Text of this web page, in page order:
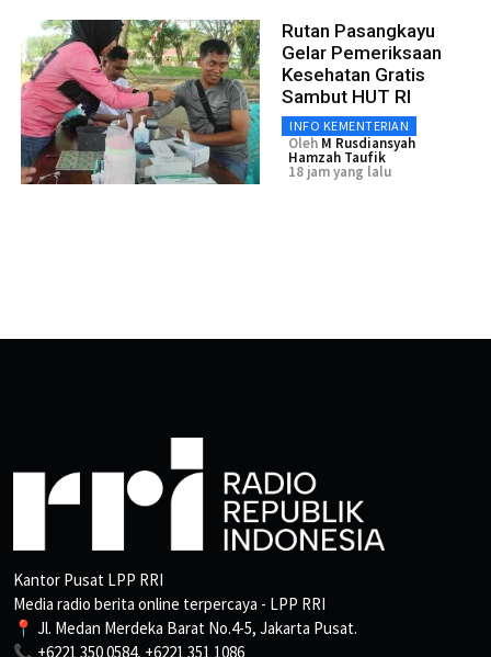
Rutan Pasangkayu
Gelar Pemeriksaan
Kesehatan Gratis
Sambut HUT RI
INFO KEMENTERIAN
Oleh M Rusdiansyah
Hamzah Taufik
18 jam yang lalu
Kantor Pusat LPP RRI
Media radio berita online terpercaya - LPP RRI
📍 Jl. Medan Merdeka Barat No.4-5, Jakarta Pusat.
📞 +6221 350 0584, +6221 351 1086